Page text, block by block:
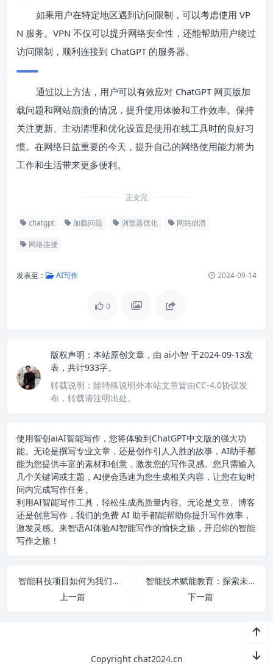
如果用户在特定地区遇到访问限制，可以考虑使用 VP
N 服务。VPN 不仅可以提升网络安全性，还能帮助用户绕过
访问限制，顺利连接到 ChatGPT 的服务器。
通过以上方法，用户可以有效应对 ChatGPT 网页版加
载问题和网站崩溃的情况，提升使用体验和工作效率。保持
关注更新、主动清理和优化设置是使用在线工具时的良好习
惯。在网络日益重要的今天，提升自己的网络使用能力将为
工作和生活带来更多便利。
正文完
chatgpt 加载问题 浏览器优化 网站崩溃
网络连接
发表至： AI写作 2024-09-14
0
版权声明： 本站原创文章，由 ai小智 于2024-09-13发
表，共计933字。
转载说明： 除特殊说明外本站文章皆由CC-4.0协议发
布，转载请注明出处。
使用智创aiAI智能写作 ，您将体验到ChatGPT中文版的强大功
能。无论是撰写专业文章，还是创作引人入胜的故事，AI助手都
能为您提供丰富的素材和创意，激发您的写作灵感。您只需输入
几个关键词或主题，AI便会迅速为您生成相关内容，让您在短时
间内完成写作任务。
利用AI智能写作工具，轻松生成高质量内容。无论是文章、博客
还是创意写作，我们的免费 AI 助手都能帮助你提升写作效率，
激发灵感。来智语AI体验AI智能写作的愉快之旅，开启你的智能
写作之旅！
智能科技项目如何为我们创造新的商机与未来职业发展机会
上一篇
智能技术赋能教育：探索未来课堂的新机遇与挑战
下一篇
Copyright chat2024.cn